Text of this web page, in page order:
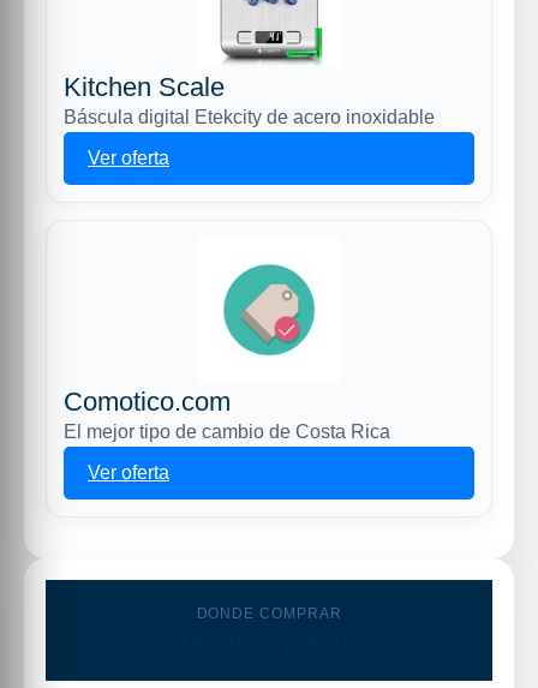
Kitchen Scale
Báscula digital Etekcity de acero inoxidable
Ver oferta
Comotico.com
El mejor tipo de cambio de Costa Rica
Ver oferta
DONDE COMPRAR